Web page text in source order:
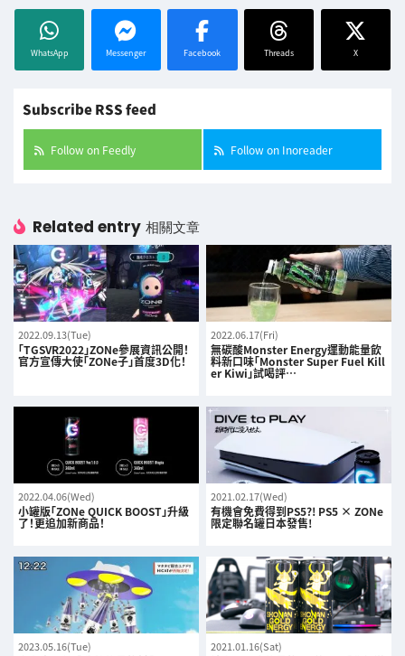
WhatsApp Messenger Facebook Threads X
Subscribe RSS feed
Follow on Feedly Follow on Inoreader
Related entry 相關文章
2022.09.13(Tue)
「TGSVR2022」ZONe參展資訊公開！
官方宣傳大使「ZONe子」首度3D化！
2022.06.17(Fri)
無碳酸Monster Energy運動能量飲
料新口味「Monster Super Fuel Kill
er Kiwi」試喝評…
2022.04.06(Wed)
小罐版「ZONe QUICK BOOST」升級
了！更追加新商品！
2021.02.17(Wed)
有機會免費得到PS5?! PS5 × ZONe
限定聯名罐日本發售!
2023.05.16(Tue) 2021.01.16(Sat)